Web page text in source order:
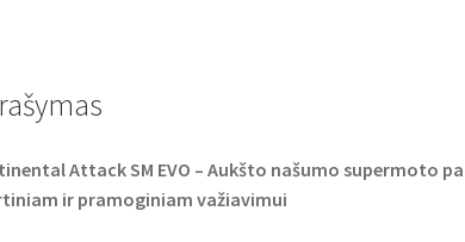
k
Attack SM EVO – Aukšto našumo supermoto
ir pramoginiam važiavimui